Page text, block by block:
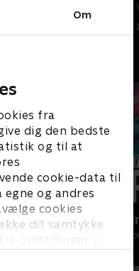
Om
fra
dig den bedste
og til at
cookie-data til
og andres
cookies
dit samtykke
indstillinger’ i
rædsel
Happy
Drama • 1